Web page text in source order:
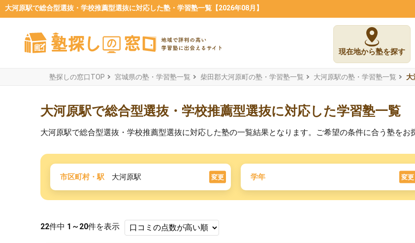
大河原駅で総合型選抜・学校推薦型選抜に対応した塾・学習塾一覧【2026年08月】
現在地から塾を探す
塾探しの窓口TOP 宮城県の塾・学習塾一覧 柴田郡大河原町の塾・学習塾一覧 大河原駅の塾・学習塾一覧 大
大河原駅で総合型選抜・学校推薦型選抜に対応した学習塾一覧
大河原駅で総合型選抜・学校推薦型選抜に対応した塾の一覧結果となります。ご希望の条件に合う塾をお
市区町村・駅 大河原駅 変更 学年 変更
22件中 1～20件を表示